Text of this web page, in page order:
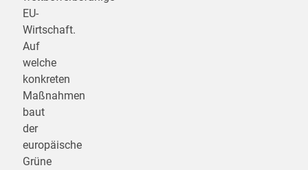
EU-
Wirtschaft.
Auf
welche
konkreten
Maßnahmen
baut
der
europäische
Grüne